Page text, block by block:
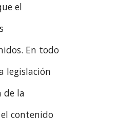
el
En todo
legislación
de la
contenido